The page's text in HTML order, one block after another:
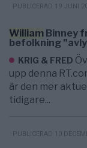
PUBLICERAD 19 JUNI
William Binney
befolkning
KRIG & FRED
upp denna
är den mer
tidigare...
PUBLICERAD 10